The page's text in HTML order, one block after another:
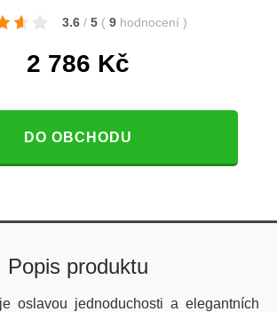
3.6 / 5 ( 9 hodnocení )
2 786 Kč
DO OBCHODU
Popis produktu
oslavou jednoduchosti a elegantních